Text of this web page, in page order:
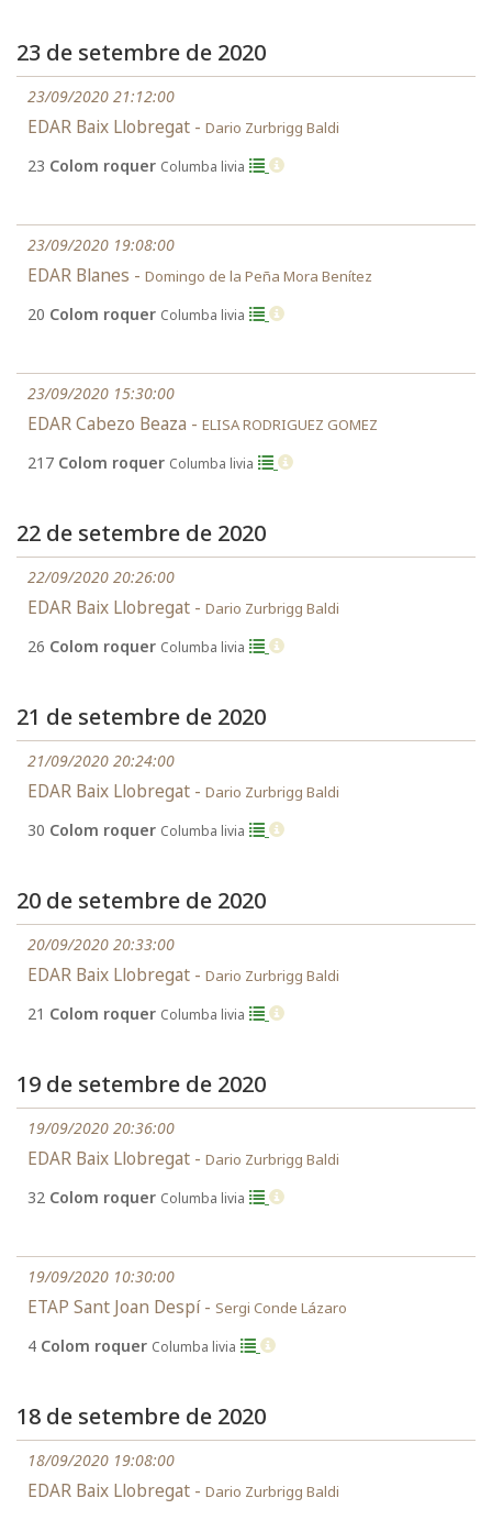
23 de setembre de 2020
23/09/2020 21:12:00
EDAR Baix Llobregat - Dario Zurbrigg Baldi
23 Colom roquer Columba livia
23/09/2020 19:08:00
EDAR Blanes - Domingo de la Peña Mora Benítez
20 Colom roquer Columba livia
23/09/2020 15:30:00
EDAR Cabezo Beaza - ELISA RODRIGUEZ GOMEZ
217 Colom roquer Columba livia
22 de setembre de 2020
22/09/2020 20:26:00
EDAR Baix Llobregat - Dario Zurbrigg Baldi
26 Colom roquer Columba livia
21 de setembre de 2020
21/09/2020 20:24:00
EDAR Baix Llobregat - Dario Zurbrigg Baldi
30 Colom roquer Columba livia
20 de setembre de 2020
20/09/2020 20:33:00
EDAR Baix Llobregat - Dario Zurbrigg Baldi
21 Colom roquer Columba livia
19 de setembre de 2020
19/09/2020 20:36:00
EDAR Baix Llobregat - Dario Zurbrigg Baldi
32 Colom roquer Columba livia
19/09/2020 10:30:00
ETAP Sant Joan Despí - Sergi Conde Lázaro
4 Colom roquer Columba livia
18 de setembre de 2020
18/09/2020 19:08:00
EDAR Baix Llobregat - Dario Zurbrigg Baldi